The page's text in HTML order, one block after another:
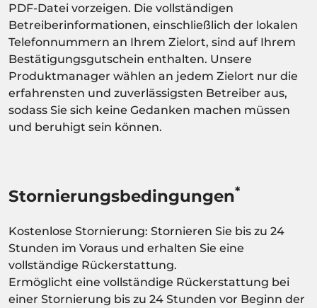
PDF-Datei vorzeigen. Die vollständigen
Betreiberinformationen, einschließlich der lokalen
Telefonnummern an Ihrem Zielort, sind auf Ihrem
Bestätigungsgutschein enthalten. Unsere
Produktmanager wählen an jedem Zielort nur die
erfahrensten und zuverlässigsten Betreiber aus,
sodass Sie sich keine Gedanken machen müssen
und beruhigt sein können.
Stornierungsbedingungen*
Kostenlose Stornierung: Stornieren Sie bis zu 24
Stunden im Voraus und erhalten Sie eine
vollständige Rückerstattung.
Ermöglicht eine vollständige Rückerstattung bei
einer Stornierung bis zu 24 Stunden vor Beginn der